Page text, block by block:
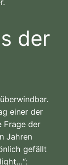
der
einer der
Frage der
Jahren
gefällt